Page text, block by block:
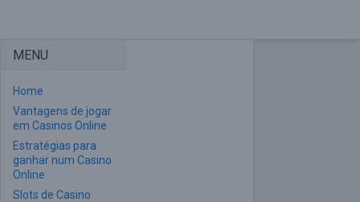
MENU
Home
Vantagens de jogar
em Casinos Online
Estratégias para
ganhar num Casino
Online
Slots de Casino